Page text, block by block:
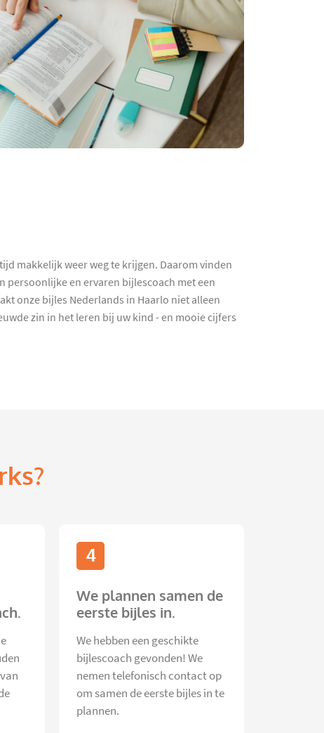
makkelijk weer weg te krijgen. Daarom vinden
persoonlijke en ervaren bijlescoach met een
onze bijles Nederlands in Haarlo niet alleen
zin in het leren bij uw kind - en mooie cijfers
4
We plannen samen de
eerste bijles in.
We hebben een geschikte
bijlescoach gevonden! We
nemen telefonisch contact op
om samen de eerste bijles in te
plannen.